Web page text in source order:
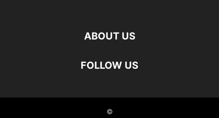
ABOUT US
FOLLOW US
©